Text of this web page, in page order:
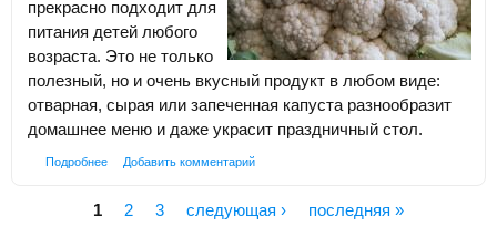
прекрасно подходит для
питания детей любого
возраста. Это не только
полезный, но и очень вкусный продукт в любом виде:
отварная, сырая или запеченная капуста разнообразит
домашнее меню и даже украсит праздничный стол.
Подробнее Добавить комментарий
1 2 3 следующая › последняя »